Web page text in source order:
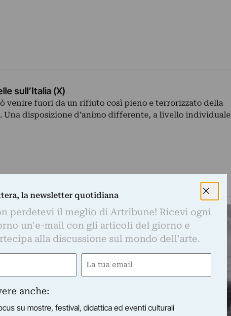
sull’Italia (X)
venire fuori da un rifiuto così pieno e terrorizzato della
disposizione d’animo differente, a livello individuale
la newsletter quotidiana
perdetevi il meglio di Artribune! Ricevi ogni
un'e-mail con gli articoli del giorno e
alla discussione sul mondo dell'arte.
Email
anche:
su mostre, festival, didattica ed eventi culturali